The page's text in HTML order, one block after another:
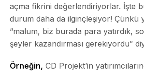
açma fikrini değerlendiriyorlar. İşte
durum daha da ilginçleşiyor! Çünkü
“malum, biz burada para yatırdık,
şeyler kazandırması gerekiyordu”
Örneğin, CD Projekt’in